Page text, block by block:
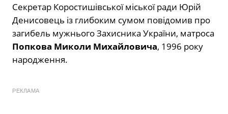
Секретар Коростишівської міської ради Юрій
Денисовець із глибоким сумом повідомив про
загибель мужнього Захисника України, матроса
Попкова Миколи Михайловича, 1996 року
народження.
РЕКЛАМА